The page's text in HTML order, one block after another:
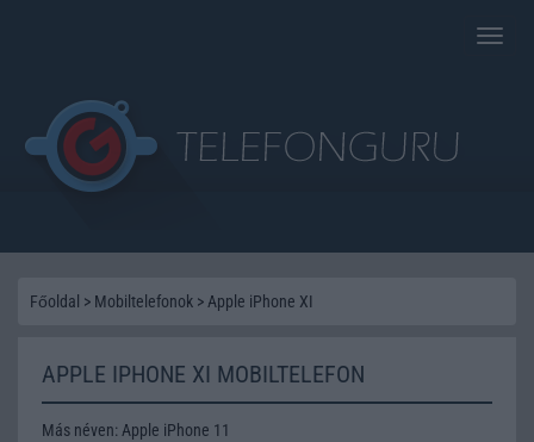
Toggle
Főoldal > Mobiltelefonok > Apple iPhone XI
APPLE IPHONE XI MOBILTELEFON
Más néven: Apple iPhone 11